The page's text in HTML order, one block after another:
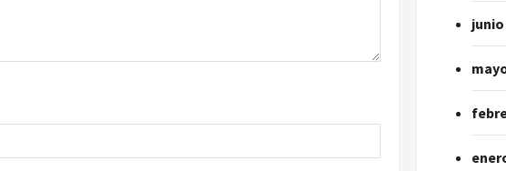
junio